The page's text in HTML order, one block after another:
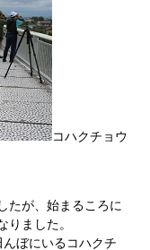
コハクチョウ
たが、始まるころに
ました。
ぼにいるコハクチ